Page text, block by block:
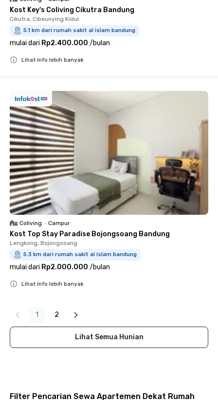
Kost Key's Coliving Cikutra Bandung
Cikutra, Cibeunying Kidul
5.1 km dari rumah sakit al islam bandung
mulai dari Rp2.400.000 /bulan
Lihat info lebih banyak
Coliving • Campur
Kost Top Stay Paradise Bojongsoang Bandung
Lengkong, Bojongsoang
5.3 km dari rumah sakit al islam bandung
mulai dari Rp2.000.000 /bulan
Lihat info lebih banyak
1 2
Lihat Semua Hunian
Filter Pencarian Sewa Apartemen Dekat Rumah